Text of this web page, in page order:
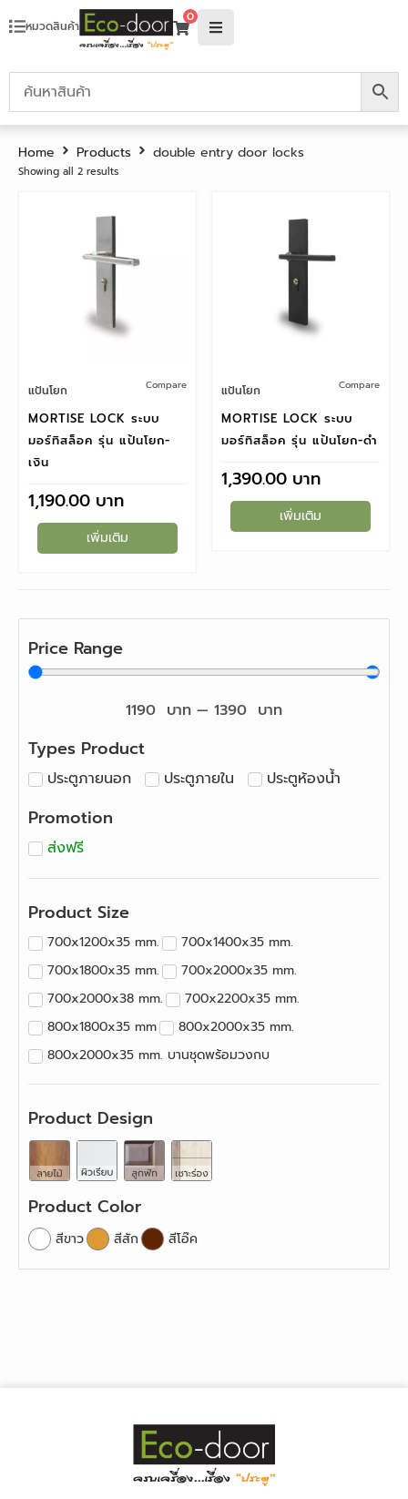
หมวดสินค้า
0
Home Products double entry door locks
Showing all 2 results
แป้นโยก Compare
MORTISE LOCK ระบบ
มอร์ทิสล็อค รุ่น แป้นโยก-
เงิน
1,190.00
เพิ่มเติม
แป้นโยก Compare
MORTISE LOCK ระบบ
มอร์ทิสล็อค รุ่น แป้นโยก-ดำ
1,390.00
เพิ่มเติม
Price Range
1190 บาท — 1390 บาท
Types Product
ประตูภายนอก ประตูภายใน ประตูห้องน้ำ
Promotion
ส่งฟรี
Product Size
700x1200x35 mm.
700x1400x35 mm.
700x1800x35 mm.
700x2000x35 mm.
700x2000x38 mm.
700x2200x35 mm.
800x1800x35 mm
800x2000x35 mm.
800x2000x35 mm. บานชุดพร้อมวงกบ
800x2000x38 mm.
800x2200x35 mm.
800x2400x35 mm.
900x2200x35 mm.
900x2400x35 mm.
Product Design
Product Color
สีขาว สีสัก สีโอ๊ค